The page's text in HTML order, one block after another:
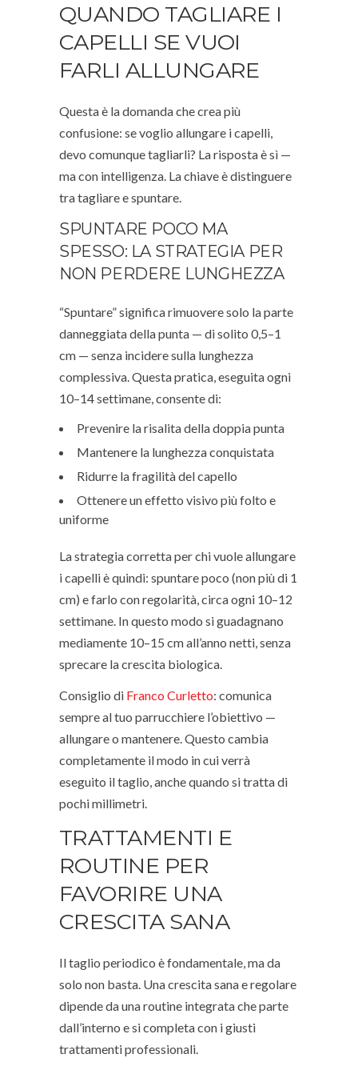
QUANDO TAGLIARE I
CAPELLI SE VUOI
FARLI ALLUNGARE
Questa è la domanda che crea più
confusione: se voglio allungare i capelli,
devo comunque tagliarli? La risposta è sì —
ma con intelligenza. La chiave è distinguere
tra tagliare e spuntare.
SPUNTARE POCO MA
SPESSO: LA STRATEGIA PER
NON PERDERE LUNGHEZZA
“Spuntare” significa rimuovere solo la parte
danneggiata della punta — di solito 0,5–1
cm — senza incidere sulla lunghezza
complessiva. Questa pratica, eseguita ogni
10–14 settimane, consente di:
Prevenire la risalita della doppia punta
Mantenere la lunghezza conquistata
Ridurre la fragilità del capello
Ottenere un effetto visivo più folto e
uniforme
La strategia corretta per chi vuole allungare
i capelli è quindi: spuntare poco (non più di 1
cm) e farlo con regolarità, circa ogni 10–12
settimane. In questo modo si guadagnano
mediamente 10–15 cm all’anno netti, senza
sprecare la crescita biologica.
Consiglio di Franco Curletto: comunica
sempre al tuo parrucchiere l’obiettivo —
allungare o mantenere. Questo cambia
completamente il modo in cui verrà
eseguito il taglio, anche quando si tratta di
pochi millimetri.
TRATTAMENTI E
ROUTINE PER
FAVORIRE UNA
CRESCITA SANA
Il taglio periodico è fondamentale, ma da
solo non basta. Una crescita sana e regolare
dipende da una routine integrata che parte
dall’interno e si completa con i giusti
trattamenti professionali.